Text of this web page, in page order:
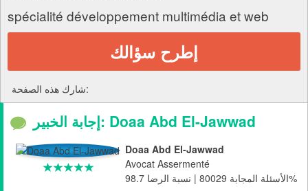
spécialité développement multimédia et web
إطرح سؤالك
شارك هذه الصفحة:
إجابة الخبير: Doaa Abd El-Jawwad
Doaa Abd El-Jawwad
Avocat Assermenté
الأسئلة المجابة 80029 | نسبة الرضا 98.7%